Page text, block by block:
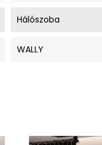
Hálószoba
WALLY